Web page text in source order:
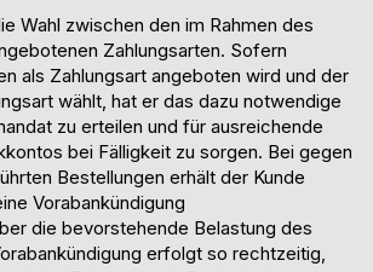
Wahl zwischen den im Rahmen des
Zahlungsarten. Sofern
als Zahlungsart angeboten wird und der
wählt, hat er das dazu notwendige
zu erteilen und für ausreichende
bei Fälligkeit zu sorgen. Bei gegen
Bestellungen erhält der Kunde
Vorabankündigung
ber die bevorstehende Belastung des
ündigung erfolgt so rechtzeitig,